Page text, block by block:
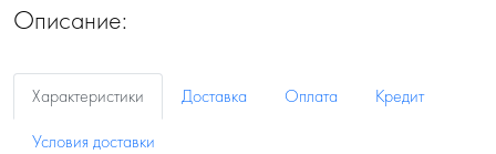
Описание:
Характеристики Доставка Оплата
Кредит
Условия доставки